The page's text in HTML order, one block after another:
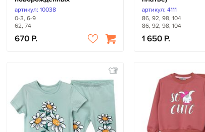
артикул: 10038
0-3, 6-9
62, 74
670
артикул: 4111
86, 92, 98, 104
86, 92, 98, 104
1 650